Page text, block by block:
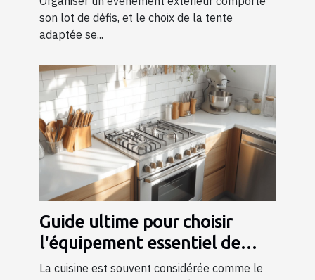
son lot de défis, et le choix de la tente
adaptée se...
Guide ultime pour choisir
l'équipement essentiel de
cuisine
La cuisine est souvent considérée comme le